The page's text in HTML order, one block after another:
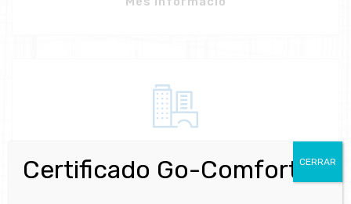
Permeabilitat Variable
Certificado Go-Comfort CERRAR